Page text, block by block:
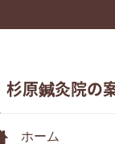
杉原鍼灸院の
ホーム